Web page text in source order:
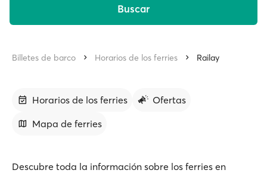
Buscar
Billetes de barco Horarios de los ferries Railay
Horarios de los ferries
Ofertas
Mapa de ferries
Descubre toda la información sobre los ferries en